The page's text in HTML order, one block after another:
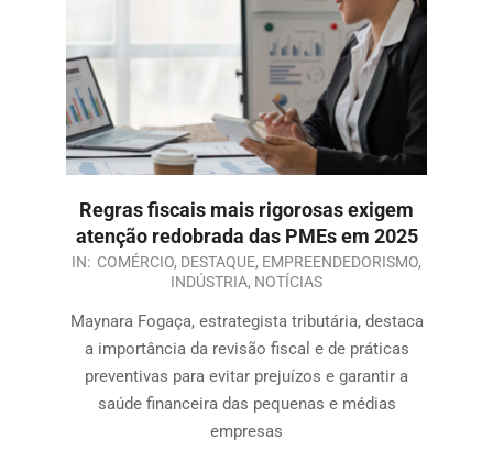
Regras fiscais mais rigorosas exigem
atenção redobrada das PMEs em 2025
IN: COMÉRCIO, DESTAQUE, EMPREENDEDORISMO,
INDÚSTRIA, NOTÍCIAS
Maynara Fogaça, estrategista tributária, destaca
a importância da revisão fiscal e de práticas
preventivas para evitar prejuízos e garantir a
saúde financeira das pequenas e médias
empresas